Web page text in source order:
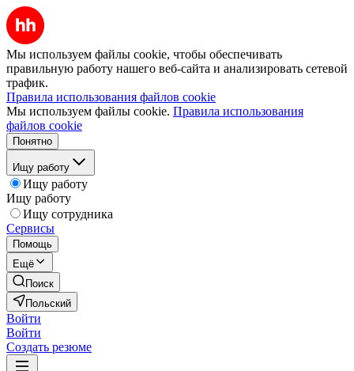
Мы используем файлы cookie, чтобы обеспечивать
правильную работу нашего веб-сайта и анализировать сетевой
трафик.
Правила использования файлов cookie
Мы используем файлы cookie. Правила использования
файлов cookie
Понятно
Ищу работу
Ищу работу
Ищу работу
Ищу сотрудника
Сервисы
Помощь
Ещё
Поиск
Польский
Войти
Войти
Создать резюме